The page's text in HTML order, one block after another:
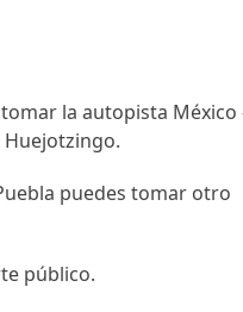
la autopista México
puedes tomar otro
público.